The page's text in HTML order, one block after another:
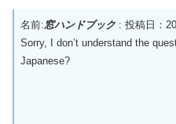
名前:窓ハンドブック: 投稿日：
Sorry, I don’t understand the
Japanese?